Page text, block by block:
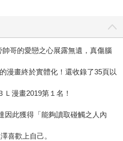
哥的愛戀之心展露無遺，真傷腦
漫畫終於實體化！還收錄了35頁以
漫畫2019第１名！
因此獲得「能夠讀取碰觸之人內
喜歡上自己。